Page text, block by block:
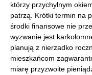
którzy przychylnym
patrzą. Krótki termin na
środki finansowe nie
wyzwanie jest
planują z nierzadko
mieszkańcom
miarę przyzwoite